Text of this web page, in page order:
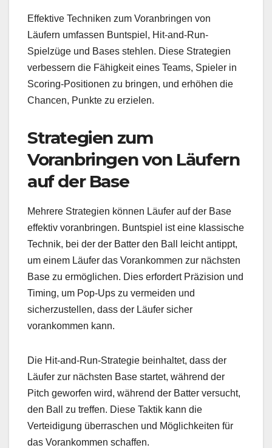
Effektive Techniken zum Voranbringen von
Läufern umfassen Buntspiel, Hit-and-Run-
Spielzüge und Bases stehlen. Diese Strategien
verbessern die Fähigkeit eines Teams, Spieler in
Scoring-Positionen zu bringen, und erhöhen die
Chancen, Punkte zu erzielen.
Strategien zum
Voranbringen von Läufern
auf der Base
Mehrere Strategien können Läufer auf der Base
effektiv voranbringen. Buntspiel ist eine klassische
Technik, bei der der Batter den Ball leicht antippt,
um einem Läufer das Vorankommen zur nächsten
Base zu ermöglichen. Dies erfordert Präzision und
Timing, um Pop-Ups zu vermeiden und
sicherzustellen, dass der Läufer sicher
vorankommen kann.
Die Hit-and-Run-Strategie beinhaltet, dass der
Läufer zur nächsten Base startet, während der
Pitch geworfen wird, während der Batter versucht,
den Ball zu treffen. Diese Taktik kann die
Verteidigung überraschen und Möglichkeiten für
das Vorankommen schaffen.